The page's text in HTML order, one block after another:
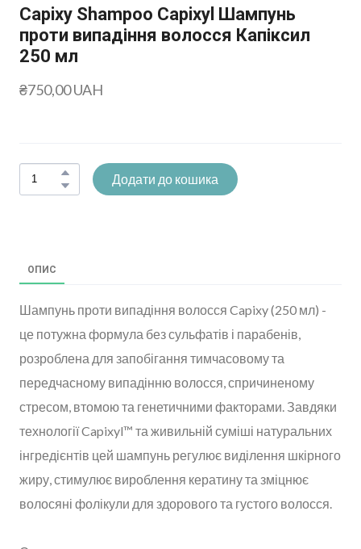
Capixy Shampoo Capixyl Шампунь
проти випадіння волосся Капіксил
250 мл
₴750,00 UAH
Додати до кошика
ОПИС
Шампунь проти випадіння волосся Capixy (250 мл) -
це потужна формула без сульфатів і парабенів,
розроблена для запобігання тимчасовому та
передчасному випадінню волосся, спричиненому
стресом, втомою та генетичними факторами. Завдяки
технології Capixyl™ та живильній суміші натуральних
інгредієнтів цей шампунь регулює виділення шкірного
жиру, стимулює вироблення кератину та зміцнює
волосяні фолікули для здорового та густого волосся.